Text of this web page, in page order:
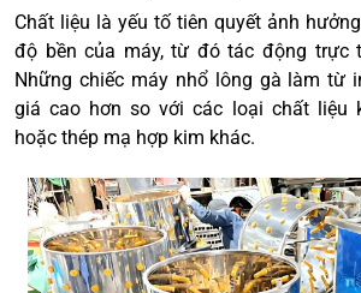
Chất liệu là yếu tố tiên quyết ảnh
độ bền của máy, từ đó tác động trực
Những chiếc máy nhổ lông gà làm từ
giá cao hơn so với các loại chất liệu
hoặc thép mạ hợp kim khác.